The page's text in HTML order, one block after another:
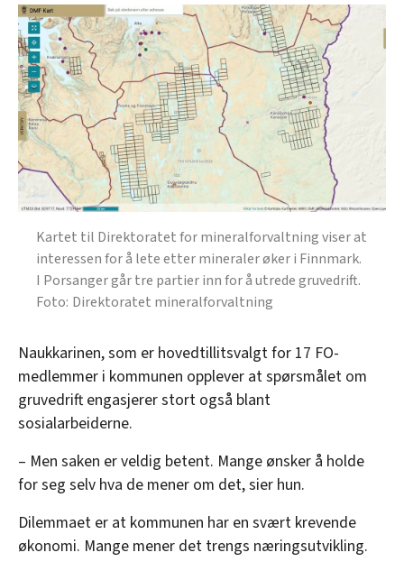
Kartet til Direktoratet for mineralforvaltning viser at
interessen for å lete etter mineraler øker i Finnmark.
I Porsanger går tre partier inn for å utrede gruvedrift.
Direktoratet mineralforvaltning
Naukkarinen, som er hovedtillitsvalgt for 17 FO-
medlemmer i kommunen opplever at spørsmålet om
gruvedrift engasjerer stort også blant
sosialarbeiderne.
– Men saken er veldig betent. Mange ønsker å holde
for seg selv hva de mener om det, sier hun.
Dilemmaet er at kommunen har en svært krevende
økonomi. Mange mener det trengs næringsutvikling.